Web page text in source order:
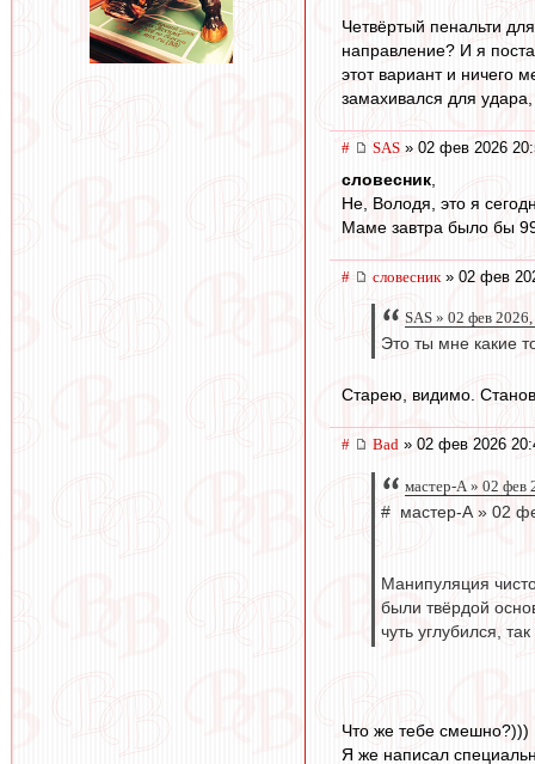
Четвёртый пенальти
направление? И я
этот вариант и ничего
замахивался для
# SAS » 02 фев 2026
словесник
Не, Володя, это я
Маме завтра было бы
# словесник» 02 фев
SAS » 02 фев
Это ты мне какие
Старею, видимо.
# Bad » 02 фев 2026
мастер-А » 02 фев
# мастер-А » 02
Манипуляция
были твёрдой
чуть углубился, так
Что же тебе смешно?)))
Я же написал